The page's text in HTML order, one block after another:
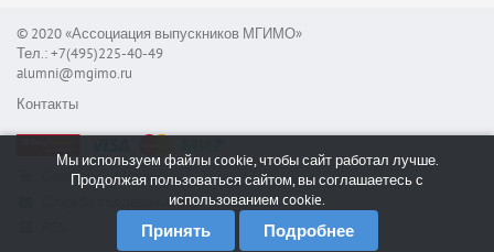
© 2020 «Ассоциация выпускников МГИМО»
Тел.: +7(495)225-40-49
alumni@mgimo.ru
Контакты
Сообщить об ошибке
Мы используем файлы cookie, чтобы сайт работал лучше.
Продолжая пользоваться сайтом, вы соглашаетесь с
использованием cookie.
Принять Подробнее